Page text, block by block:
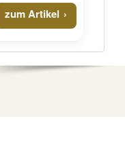
zum Artikel